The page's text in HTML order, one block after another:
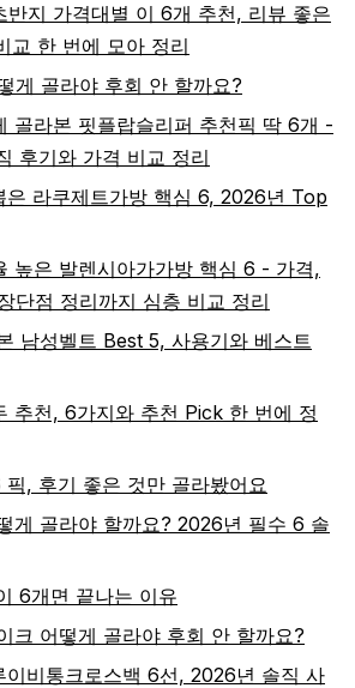
반지 가격대별 이 6개 추천, 리뷰 좋은
교 한 번에 모아 정리
게 골라야 후회 안 할까요?
골라본 핏플랍슬리퍼 추천픽 딱 6개 -
후기와 가격 비교 정리
은 라쿠제트가방 핵심 6, 2026년 Top
높은 발렌시아가가방 핵심 6 - 가격,
단점 정리까지 심층 비교 정리
남성벨트 Best 5, 사용기와 베스트
추천, 6가지와 추천 Pick 한 번에 정
, 후기 좋은 것만 골라봤어요
게 골라야 할까요? 2026년 필수 6 솔
6개면 끝나는 이유
크 어떻게 골라야 후회 안 할까요?
이비통크로스백 6선, 2026년 솔직 사